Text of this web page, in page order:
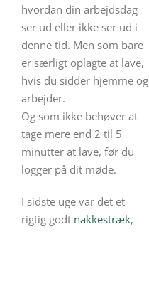
hvordan din arbejdsdag
ser ud eller ikke ser ud i
denne tid. Men som bare
er særligt oplagte at lave,
hvis du sidder hjemme og
arbejder.
Og som ikke behøver at
tage mere end 2 til 5
minutter at lave, før du
logger på dit møde.
I sidste uge var det et
rigtig godt nakkestræk,